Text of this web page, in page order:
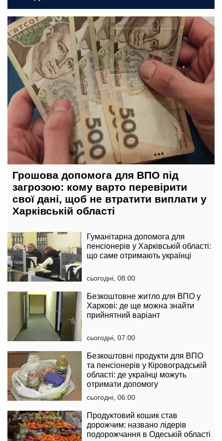
сьогодні, 09:00
Грошова допомога для ВПО під
загрозою: кому варто перевірити
свої дані, щоб не втратити виплати у
Харківській області
Гуманітарна допомога для
пенсіонерів у Харківській області:
що саме отримають українці
сьогодні, 08:00
Безкоштовне житло для ВПО у
Харкові: де ще можна знайти
прийнятний варіант
сьогодні, 07:00
Безкоштовні продукти для ВПО
та пенсіонерів у Кіровоградській
області: де українці можуть
отримати допомогу
сьогодні, 06:00
Продуктовий кошик став
дорожчим: названо лідерів
подорожчання в Одеській області